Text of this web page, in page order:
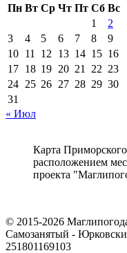
Пн Вт Ср Чт Пт Сб Вс
1
2
3
4 5 6 7 8
9
10 11 12 13 14 15 16
17 18 19 20 21 22 23
24 25 26 27 28 29 30
31
« Июл
Карта
расположением
проекта
© 2015-2026
Самозанятый -
251801169103